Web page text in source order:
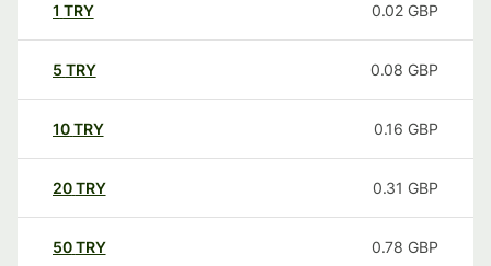
1 TRY 0.02 GBP
5 TRY 0.08 GBP
10TRY 0.16 GBP
20TRY 0.31 GBP
50TRY 0.78 GBP